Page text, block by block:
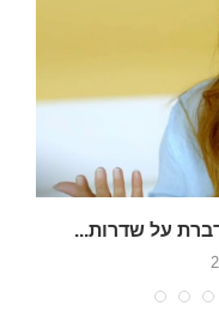
על שדרות...